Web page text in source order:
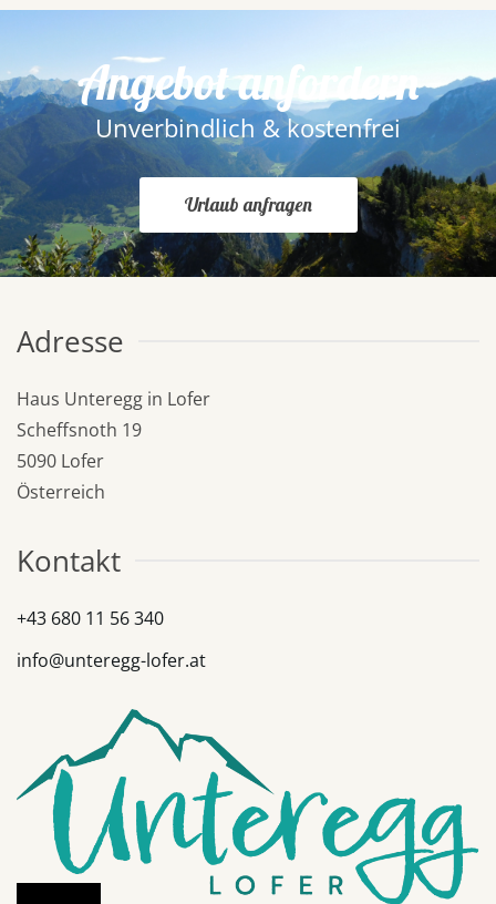
Angebot anfordern
Unverbindlich & kostenfrei
Urlaub anfragen
Adresse
Haus Unteregg in Lofer
Scheffsnoth 19
5090 Lofer
Österreich
Kontakt
+43 680 11 56 340
info@unteregg-lofer.at